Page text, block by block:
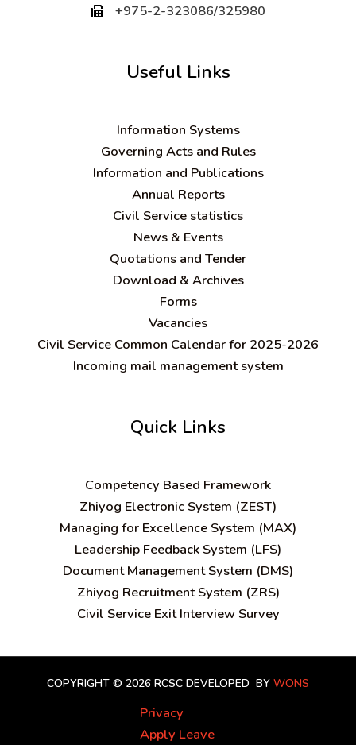
+975-2-323086/325980
Useful Links
Information Systems
Governing Acts and Rules
Information and Publications
Annual Reports
Civil Service statistics
News & Events
Quotations and Tender
Download & Archives
Forms
Vacancies
Civil Service Common Calendar for 2025-2026
Incoming mail management system
Quick Links
Competency Based Framework
Zhiyog Electronic System (ZEST)
Managing for Excellence System (MAX)
Leadership Feedback System (LFS)
Document Management System (DMS)
Zhiyog Recruitment System (ZRS)
Civil Service Exit Interview Survey
COPYRIGHT © 2026 RCSC DEVELOPED BY WONS
Privacy
Apply Leave